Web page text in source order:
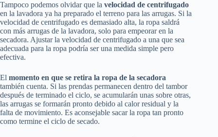
Tampoco podemos olvidar que la velocidad de centrifugado
en la lavadora ya ha preparado el terreno para las arrugas. Si la
velocidad de centrifugado es demasiado alta, la ropa saldrá
con más arrugas de la lavadora, solo para empeorar en la
secadora. Ajustar la velocidad de centrifugado a una que sea
adecuada para la ropa podría ser una medida simple pero
efectiva.
El momento en que se retira la ropa de la secadora
también cuenta. Si las prendas permanecen dentro del tambor
después de terminado el ciclo, se acumularán unas sobre otras,
las arrugas se formarán pronto debido al calor residual y la
falta de movimiento. Es aconsejable sacar la ropa tan pronto
como termine el ciclo de secado.